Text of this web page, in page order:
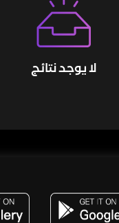
لا يوجد نتائج